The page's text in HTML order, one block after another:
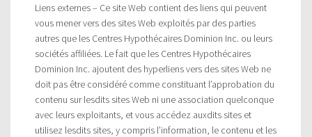
Liens externes – Ce site Web contient des liens qui peuvent
vous mener vers des sites Web exploités par des parties
autres que les Centres Hypothécaires Dominion Inc. ou leurs
sociétés affiliées. Le fait que les Centres Hypothécaires
Dominion Inc. ajoutent des hyperliens vers des sites Web ne
doit pas être considéré comme constituant l’approbation du
contenu sur lesdits sites Web ni une association quelconque
avec leurs exploitants, et vous accédez auxdits sites et
utilisez lesdits sites, y compris l’information, le contenu et les